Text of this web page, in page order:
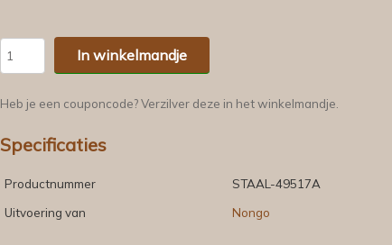
In winkelmandje
Heb je een couponcode? Verzilver deze in het winkelmandje.
Specificaties
Productnummer
STAAL-49517A
Uitvoering van
Nongo